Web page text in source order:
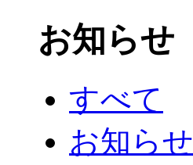
お知らせ
すべて
お知らせ